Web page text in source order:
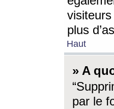
visiteurs
plus
Haut
» A
par le